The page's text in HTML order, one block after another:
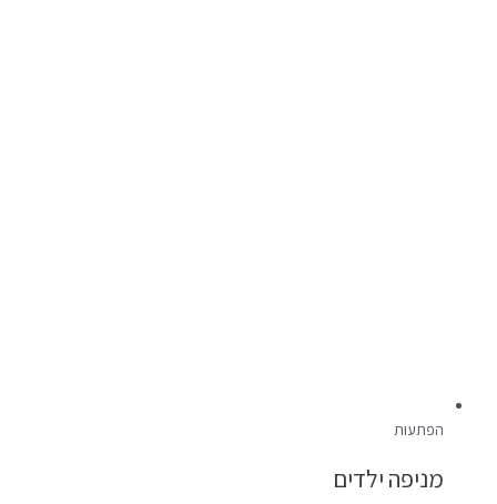
הפתעות
מניפה ילדים